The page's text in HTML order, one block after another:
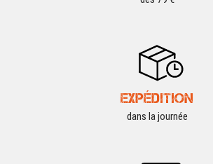
EXPÉDITION
dans la journée